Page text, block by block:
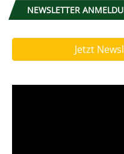
NEWSLETTER
Jetzt